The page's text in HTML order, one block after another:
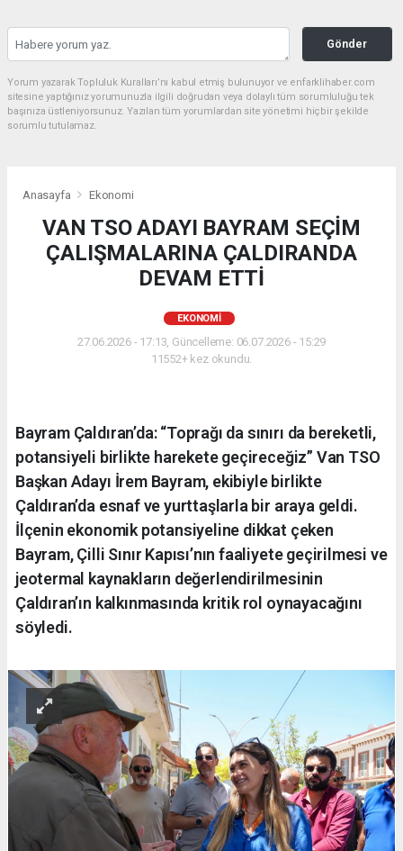
Gönder
Yorum yazarak Topluluk Kuralları’nı kabul etmiş bulunuyor ve enfarklihaber.com
sitesine yaptığınız yorumunuzla ilgili doğrudan veya dolaylı tüm sorumluluğu tek
başınıza üstleniyorsunuz. Yazılan tüm yorumlardan site yönetimi hiçbir şekilde
sorumlu tutulamaz.
Anasayfa Ekonomi
VAN TSO ADAYI BAYRAM SEÇİM
ÇALIŞMALARINA ÇALDIRANDA
DEVAM ETTİ
EKONOMI
27.06.2026 - 17:13, Güncelleme: 06.07.2026 - 15:29
11552+ kez okundu.
Bayram Çaldıran’da: “Toprağı da sınırı da bereketli,
potansiyeli birlikte harekete geçireceğiz” Van TSO
Başkan Adayı İrem Bayram, ekibiyle birlikte
Çaldıran’da esnaf ve yurttaşlarla bir araya geldi.
İlçenin ekonomik potansiyeline dikkat çeken
Bayram, Çilli Sınır Kapısı’nın faaliyete geçirilmesi ve
jeotermal kaynakların değerlendirilmesinin
Çaldıran’ın kalkınmasında kritik rol oynayacağını
söyledi.